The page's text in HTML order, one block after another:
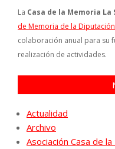
La Casa de la Memoria La
de Memoria de la
colaboración anual para su
realización de actividades.
Actualidad
Archivo
Asociación Casa de